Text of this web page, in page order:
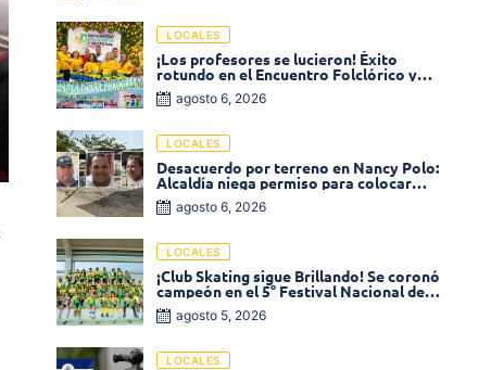
LOCALES
¡Los profesores se lucieron! Éxito
rotundo en el Encuentro Folclórico y
Cultural del Magisterio 2026 en Ciénaga
agosto 6, 2026
LOCALES
Desacuerdo por terreno en Nancy Polo:
Alcaldía niega permiso para colocar
venta de comidas
agosto 6, 2026
LOCALES
¡Club Skating sigue Brillando! Se coronó
campeón en el 5° Festival Nacional de
Patinaje «Soledad sobre Ruedas»
agosto 5, 2026
LOCALES